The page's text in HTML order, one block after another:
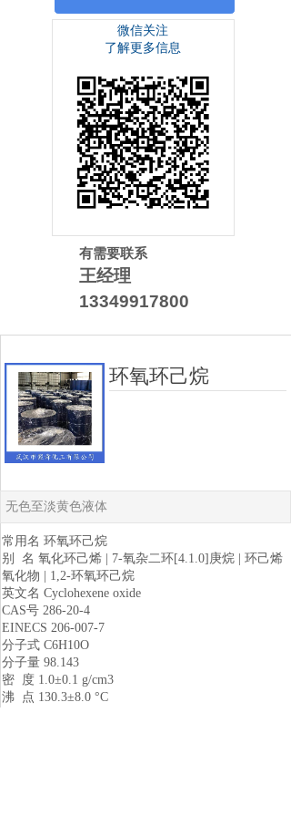
微信关注
了解更多信息
有需要联系
王经理
13349917800
环氧环己烷
无色至淡黄色液体
常用名 环氧环己烷
别 名 氧化环己烯 | 7-氧杂二环[4.1.0]庚烷 | 环己烯
氧化物 | 1,2-环氧环己烷
英文名 Cyclohexene oxide
CAS号 286-20-4
EINECS 206-007-7
分子式 C6H10O
分子量 98.143
密 度 1.0±0.1 g/cm3
沸 点 130.3±8.0 °C